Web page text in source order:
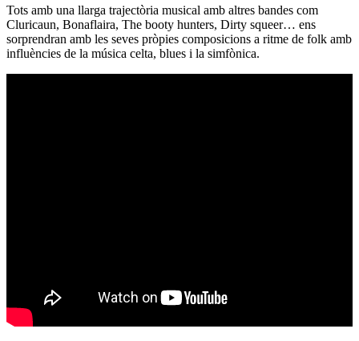
Tots amb una llarga trajectòria musical amb altres bandes com
Cluricaun, Bonaflaira, The booty hunters, Dirty squeer… ens
sorprendran amb les seves pròpies composicions a ritme de folk amb
influències de la música celta, blues i la simfònica.